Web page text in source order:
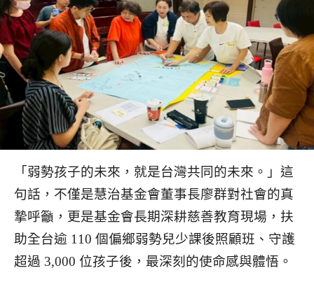
「弱勢孩子的未來，就是台灣共同的未來。」這
句話，不僅是慧治基金會董事長廖群對社會的真
摯呼籲，更是基金會長期深耕慈善教育現場，扶
助全台逾 110 個偏鄉弱勢兒少課後照顧班、守護
超過 3,000 位孩子後，最深刻的使命感與體悟。